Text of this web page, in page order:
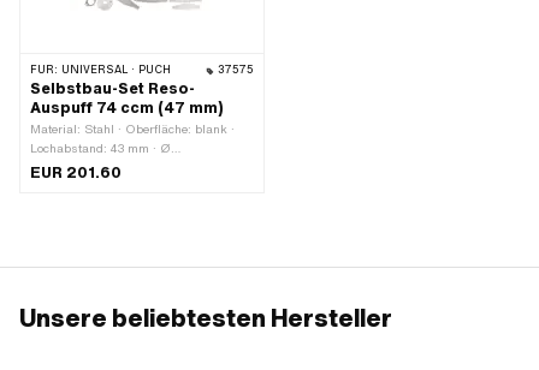
FÜR: UNIVERSAL · PUCH 37575
Selbstbau-Set Reso-
Auspuff 74 ccm (47 mm)
Material: Stahl · Oberfläche: blank ·
Lochabstand: 43 mm · Ø
Befestigungsloch: 7 mm
EUR 201.60
Unsere beliebtesten Hersteller